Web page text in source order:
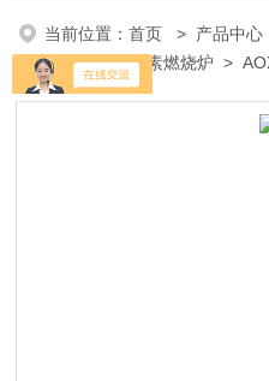
当前位置：首页 > 产品中心
款AOX有机卤素燃烧炉 >